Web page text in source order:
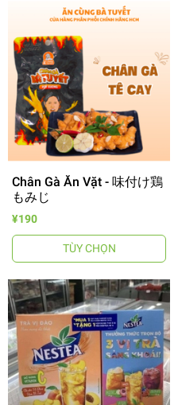
Chân Gà Ăn Vặt - 味付け鶏
もみじ
¥190
TÙY CHỌN